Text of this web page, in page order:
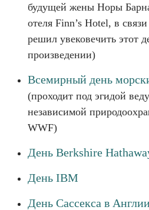
будущей жены Норы
отеля Finn’s Hotel, в
решил увековечить этот
произведении)
Всемирный день
(проходит под эгидой
независимой
WWF)
День Berkshire
День IBM
День Сассекса в